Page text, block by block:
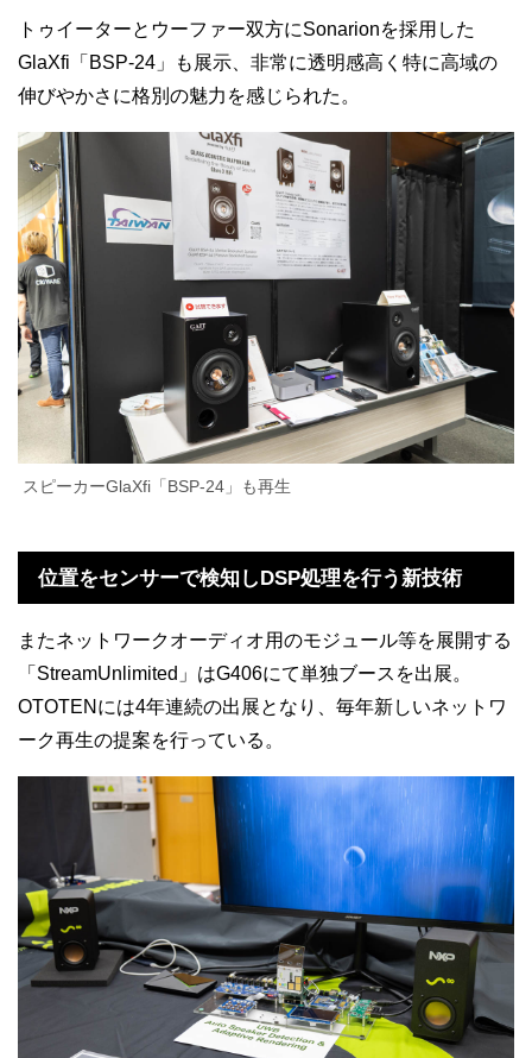
トゥイーターとウーファー双方にSonarionを採用した
GlaXfi「BSP-24」も展示、非常に透明感高く特に高域の
伸びやかさに格別の魅力を感じられた。
スピーカーGlaXfi「BSP-24」も再生
位置をセンサーで検知しDSP処理を行う新技術
またネットワークオーディオ用のモジュール等を展開する
「StreamUnlimited」はG406にて単独ブースを出展。
OTOTENには4年連続の出展となり、毎年新しいネットワ
ーク再生の提案を行っている。